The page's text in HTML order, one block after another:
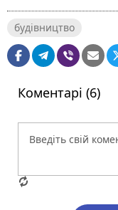
будівництво
Коментарі (6)